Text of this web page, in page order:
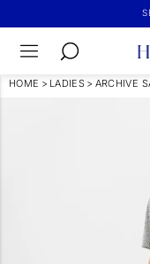
HOME > LADIES > ARCHIVE